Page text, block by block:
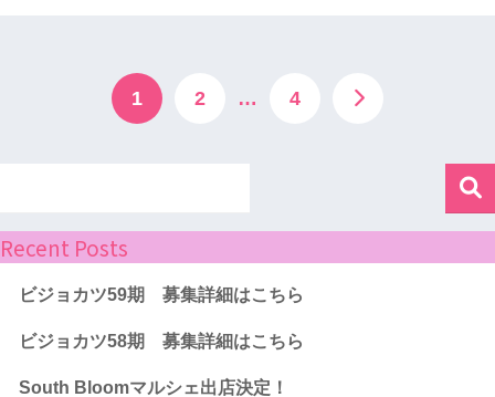
1 2 … 4
Recent Posts
ビジョカツ59期 募集詳細はこちら
ビジョカツ58期 募集詳細はこちら
South Bloomマルシェ出店決定！